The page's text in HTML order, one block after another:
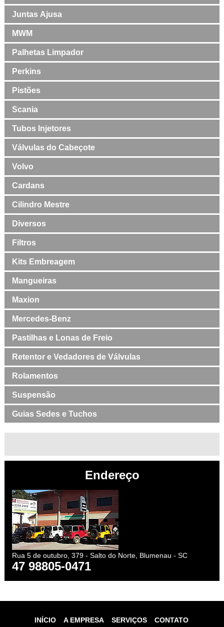
Juntas Ajusa
MWM
Palhetas Limpador
Perkins
Pistões
Scania
Tubos Injetores
Válvulas do Cabeçote
Volvo
Cardans
Cilindro Mestre
Diversos
Filtros
Kits Embreagem
Mangueiras
Maxion
Mercedes-Benz
Pastilhas e Lonas de Freio
Retentor e Vedadores de Válvulas
Rolamentos
Suspensão
Guias Sedes e Tuchos
Endereço
Rua 5 de outubro, 379 - Salto do Norte, Blumenau - SC
47 98805-0471
INÍCIO A EMPRESA SERVIÇOS CONTATO